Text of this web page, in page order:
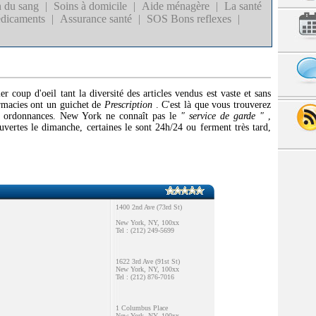
du sang | Soins à domicile | Aide ménagère |
La santé
| Assurance santé | SOS Bons reflexes |
coup d'oeil tant la diversité des articles vendus est vaste et sans
ont un guichet de Prescription . C'est là que vous trouverez
New York ne connaît pas le " service de garde " ,
le dimanche, certaines le sont 24h/24 ou ferment très tard,
1400 2nd Ave (73rd St)
New York, NY, 100xx
Tel : (212) 249-5699
1622 3rd Ave (91st St)
New York, NY, 100xx
Tel : (212) 876-7016
1 Columbus Place